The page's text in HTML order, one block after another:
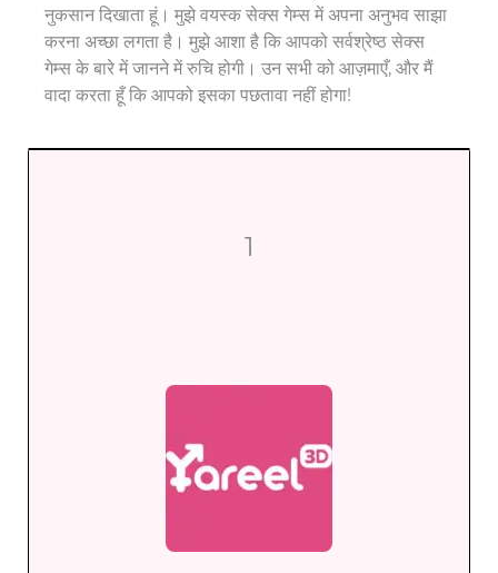
नुकसान दिखाता हूं। मुझे वयस्क सेक्स गेम्स में अपना अनुभव साझा
करना अच्छा लगता है। मुझे आशा है कि आपको सर्वश्रेष्ठ सेक्स
गेम्स के बारे में जानने में रुचि होगी। उन सभी को आज़माएँ, और मैं
वादा करता हूँ कि आपको इसका पछतावा नहीं होगा!
1